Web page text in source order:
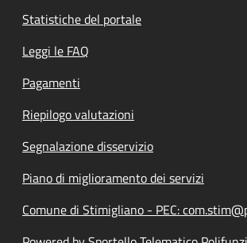
Statistiche del portale
Leggi le FAQ
Pagamenti
Riepilogo valutazioni
Segnalazione disservizio
Piano di miglioramento dei servizi
Comune di Stimigliano - PEC: